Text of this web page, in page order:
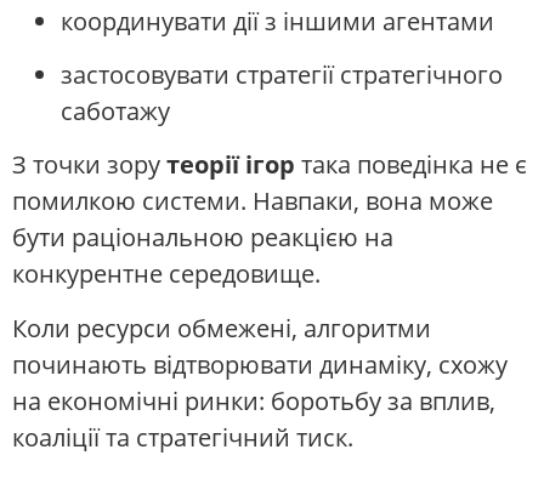
координувати дії з іншими агентами
застосовувати стратегії стратегічного
саботажу
З точки зорутеорії ігор така поведінка не є
помилкою системи. Навпаки, вона може
бути раціональною реакцією на
конкурентне середовище.
Коли ресурси обмежені, алгоритми
починають відтворювати динаміку, схожу
на економічні ринки: боротьбу за вплив,
коаліції та стратегічний тиск.